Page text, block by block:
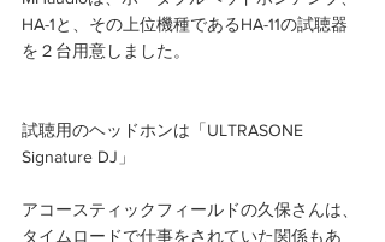
HA-1と、その上位機種であるHA-11の試聴器
を２台用意しました。
試聴用のヘッドホンは「ULTRASONE
Signature DJ」
アコースティックフィールドの久保さんは、
タイムロードで仕事をされていた関係もあ